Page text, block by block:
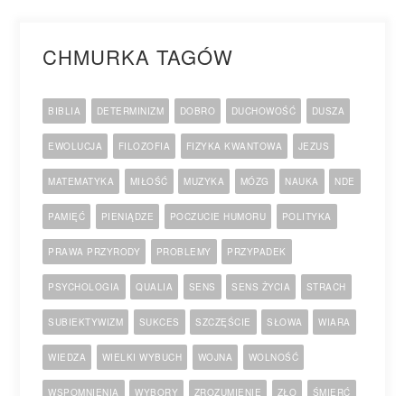
CHMURKA TAGÓW
BIBLIA DETERMINIZM DOBRO DUCHOWOŚĆ DUSZA
EWOLUCJA FILOZOFIA FIZYKA KWANTOWA JEZUS
MATEMATYKA MIŁOŚĆ MUZYKA MÓZG NAUKA NDE
PAMIĘĆ PIENIĄDZE POCZUCIE HUMORU POLITYKA
PRAWA PRZYRODY PROBLEMY PRZYPADEK
PSYCHOLOGIA QUALIA SENS SENS ŻYCIA STRACH
SUBIEKTYWIZM SUKCES SZCZĘŚCIE SŁOWA WIARA
WIEDZA WIELKI WYBUCH WOJNA WOLNOŚĆ
WSPOMNIENIA WYBORY ZROZUMIENIE ZŁO ŚMIERĆ